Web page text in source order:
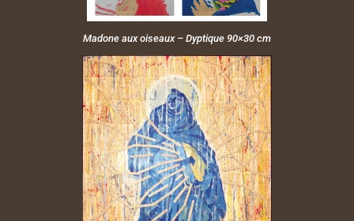
Madone aux oiseaux – Dyptique 90×30 cm